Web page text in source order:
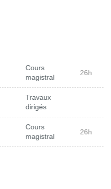
Cours
magistral
26h
Travaux
dirigés
Cours
magistral
26h